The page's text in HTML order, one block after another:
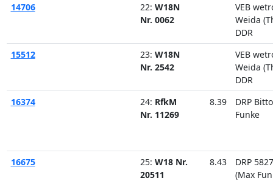
14706 22: W18N
Nr. 0062
VEB
Weida
DDR
15512
23: W18N
Nr. 2542
VEB
Weida
DDR
16374
24: RfkM
Nr. 11269
8.39
DRP
Funke
16675 25: W18 Nr.
20511
8.43
DRP
(Max